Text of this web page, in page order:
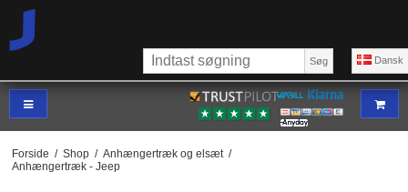
Dansk
Søg
Forside / Shop / Anhængertræk og elsæt /
Anhængertræk - Jeep